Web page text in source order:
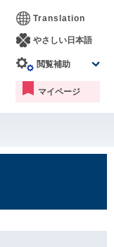
Translation
やさしい日本語
閲覧補助
マイページ